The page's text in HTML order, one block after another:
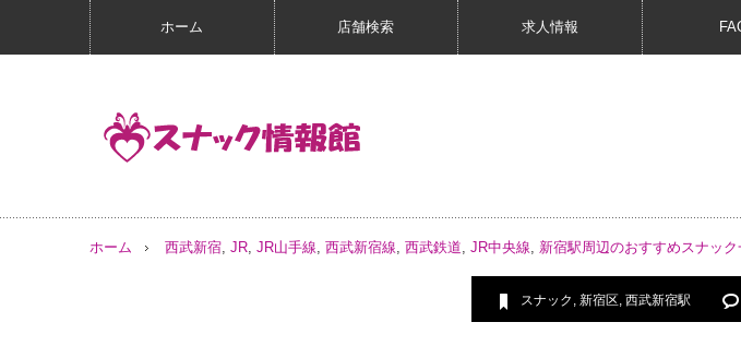
ホーム 店舗検索 求人情報
ホーム 西武新宿, JR, JR山手線, 西武新宿線, 西武鉄道, JR中央線, 新宿駅周辺のおすすめスナック
スナック , 新宿区, 西武新宿駅